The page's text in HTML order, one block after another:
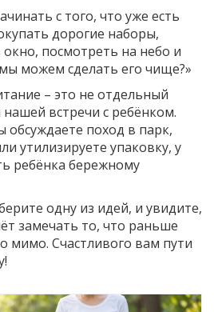
с того, что уже есть
дорогие наборы,
посмотреть на небо и
можем сделать его чище?»
– это не отдельный
встречи с ребёнком.
обсуждаете поход в парк,
утилизируете упаковку, у
ребёнка бережному
одну из идей, и увидите,
замечать то, что раньше
мимо. Счастливого вам пути